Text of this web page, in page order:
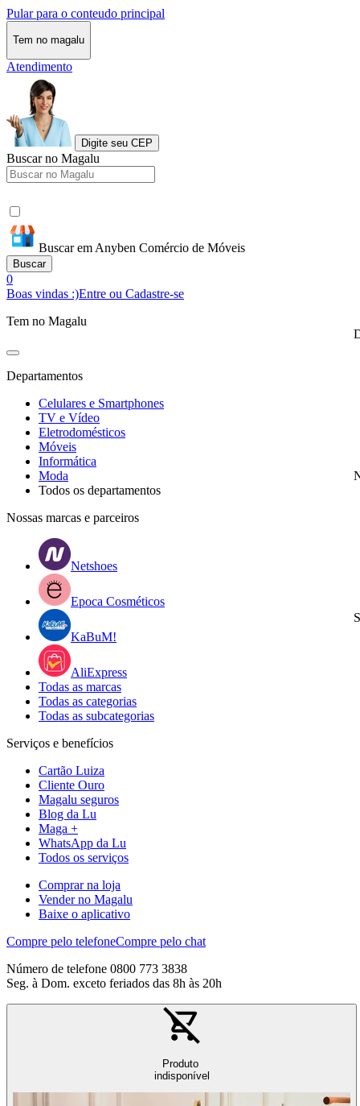
Pular para o conteudo principal
Tem no magalu
Atendimento
Digite seu CEP
Buscar no Magalu
Buscar em Anyben Comércio de Móveis
Buscar
0
Boas vindas :)Entre ou Cadastre-se
Tem no Magalu
Departamentos
Celulares e Smartphones
TV e Vídeo
Eletrodomésticos
Móveis
Informática
Moda
Todos os departamentos
Nossas marcas e parceiros
Netshoes
Epoca Cosméticos
KaBuM!
AliExpress
Todas as marcas
Todas as categorias
Todas as subcategorias
Serviços e benefícios
Cartão Luiza
Cliente Ouro
Magalu seguros
Blog da Lu
Maga +
WhatsApp da Lu
Todos os serviços
Comprar na loja
Vender no Magalu
Baixe o aplicativo
Compre pelo telefoneCompre pelo chat
Número de telefone 0800 773 3838
Seg. à Dom. exceto feriados das 8h às 20h
Produto
indisponível